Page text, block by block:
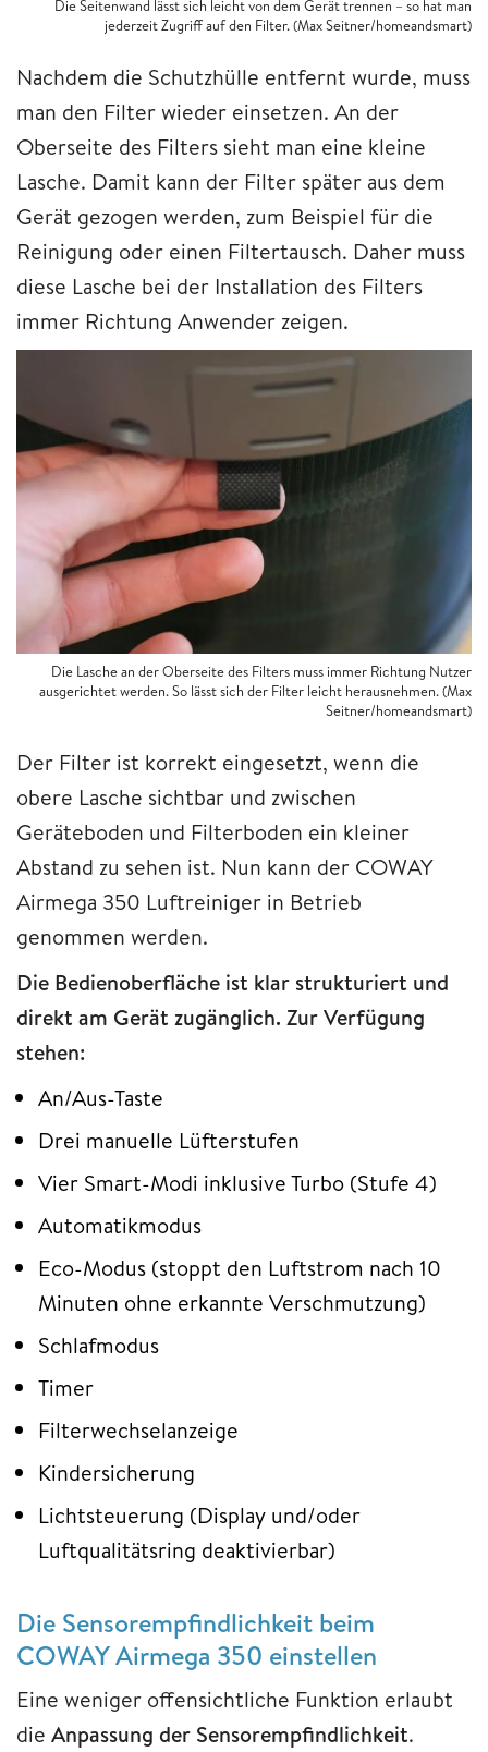
Die Seitenwand lässt sich leicht von dem Gerät trennen – so hat man
jederzeit Zugriff auf den Filter. (Max Seitner/homeandsmart)
Nachdem die Schutzhülle entfernt wurde, muss
man den Filter wieder einsetzen. An der
Oberseite des Filters sieht man eine kleine
Lasche. Damit kann der Filter später aus dem
Gerät gezogen werden, zum Beispiel für die
Reinigung oder einen Filtertausch. Daher muss
diese Lasche bei der Installation des Filters
immer Richtung Anwender zeigen.
Die Lasche an der Oberseite des Filters muss immer Richtung Nutzer
ausgerichtet werden. So lässt sich der Filter leicht herausnehmen. (Max
Seitner/homeandsmart)
Der Filter ist korrekt eingesetzt, wenn die
obere Lasche sichtbar und zwischen
Geräteboden und Filterboden ein kleiner
Abstand zu sehen ist. Nun kann der COWAY
Airmega 350 Luftreiniger in Betrieb
genommen werden.
Die Bedienoberfläche ist klar strukturiert und
direkt am Gerät zugänglich. Zur Verfügung
stehen:
An/Aus-Taste
Drei manuelle Lüfterstufen
Vier Smart-Modi inklusive Turbo (Stufe 4)
Automatikmodus
Eco-Modus (stoppt den Luftstrom nach 10
Minuten ohne erkannte Verschmutzung)
Schlafmodus
Timer
Filterwechselanzeige
Kindersicherung
Lichtsteuerung (Display und/oder
Luftqualitätsring deaktivierbar)
Die Sensorempfindlichkeit beim
COWAY Airmega 350 einstellen
Eine weniger offensichtliche Funktion erlaubt
die Anpassung der Sensorempfindlichkeit.